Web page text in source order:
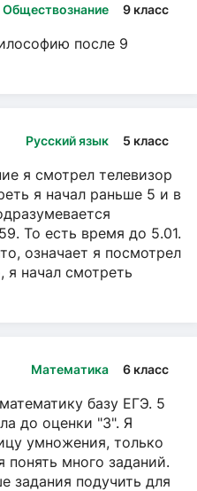
Обществознание 9 класс
после 9
Русский язык 5 класс
я смотрел телевизор
я начал раньше 5 и в
То есть время до 5.01.
означает я посмотрел
я начал смотреть
Математика 6 класс
базу ЕГЭ. 5
до оценки "3". Я
умножения, только
много заданий.
задания подучить для